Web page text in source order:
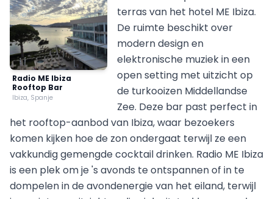
Radio ME Ibiza
Rooftop Bar
Ibiza, Spanje
terras van het hotel ME Ibiza.
De ruimte beschikt over
modern design en
elektronische muziek in een
open setting met uitzicht op
de turkooizen Middellandse
Zee. Deze bar past perfect in
het rooftop-aanbod van Ibiza, waar bezoekers
komen kijken hoe de zon ondergaat terwijl ze een
vakkundig gemengde cocktail drinken. Radio ME Ibiza
is een plek om je 's avonds te ontspannen of in te
dompelen in de avondenergie van het eiland, terwijl